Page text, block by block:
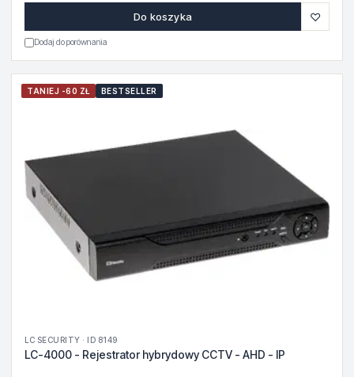
Do koszyka ♡
Dodaj do porównania
TANIEJ -60 ZŁ BESTSELLER
LC SECURITY · ID 8149
LC-4000 - Rejestrator hybrydowy CCTV - AHD - IP